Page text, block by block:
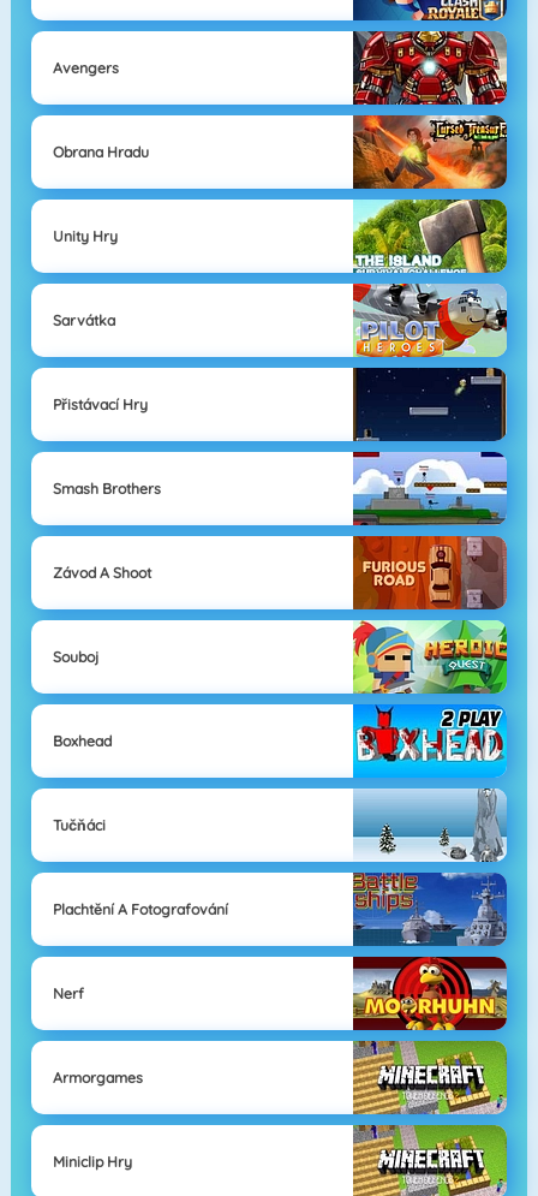
Avengers
Obrana Hradu
Unity Hry
Sarvátka
Přistávací Hry
Smash Brothers
Závod A Shoot
Souboj
Boxhead
Tučňáci
Plachtění A Fotografování
Nerf
Armorgames
Miniclip Hry